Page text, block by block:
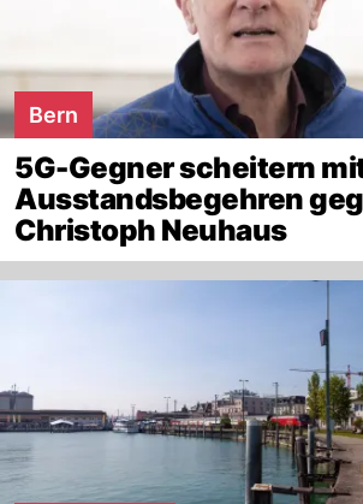
Bern
5G-Gegner scheitern
Ausstandsbegehren
Christoph Neuhaus